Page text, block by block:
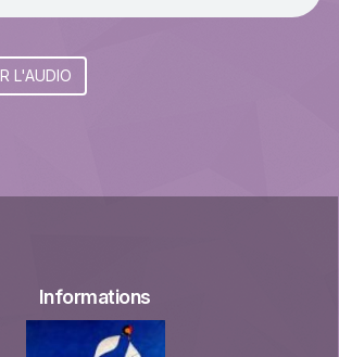
L'AUDIO
Informations